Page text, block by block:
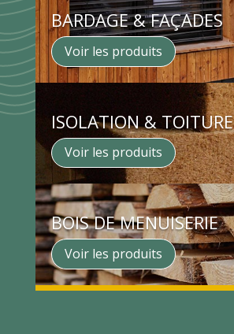
BARDAGE & FAÇADES
Voir les produits
ISOLATION & TOITURE
Voir les produits
BOIS DE MENUISERIE
Voir les produits